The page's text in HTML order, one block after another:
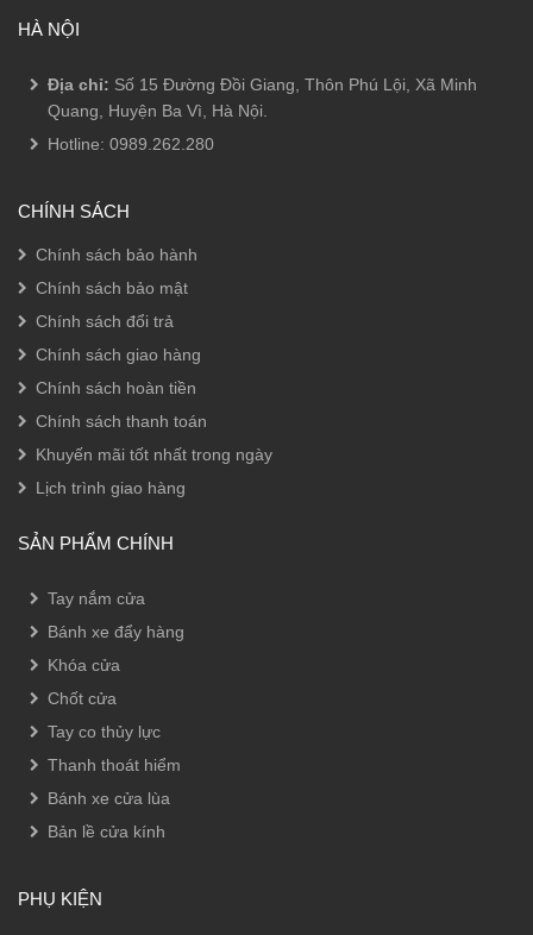
HÀ NỘI
Địa chỉ: Số 15 Đường Đồi Giang, Thôn Phú Lội, Xã Minh
Quang, Huyện Ba Vì, Hà Nội.
Hotline: 0989.262.280
CHÍNH SÁCH
Chính sách bảo hành
Chính sách bảo mật
Chính sách đổi trả
Chính sách giao hàng
Chính sách hoàn tiền
Chính sách thanh toán
Khuyến mãi tốt nhất trong ngày
Lịch trình giao hàng
SẢN PHẨM CHÍNH
Tay nắm cửa
Bánh xe đẩy hàng
Khóa cửa
Chốt cửa
Tay co thủy lực
Thanh thoát hiểm
Bánh xe cửa lùa
Bản lề cửa kính
PHỤ KIỆN